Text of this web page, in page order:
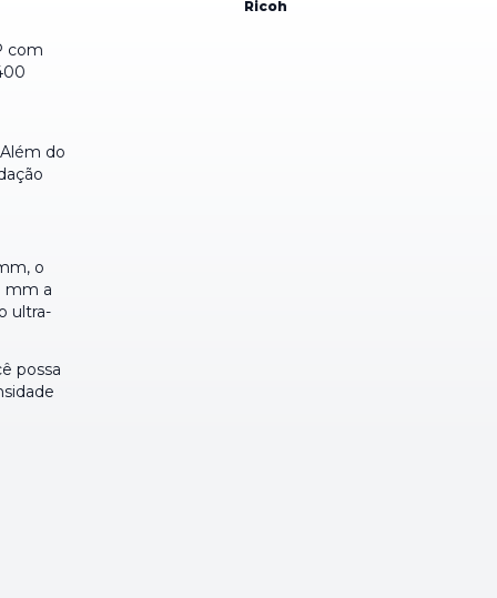
com
do
o
mm a
ultra-
possa
Ricoh